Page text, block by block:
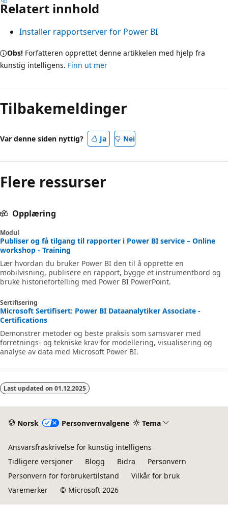
Relatert innhold
Installer rapportserver for Power BI
Obs! Forfatteren opprettet denne artikkelen med hjelp fra
kunstig intelligens. Finn ut mer
Tilbakemeldinger
Var denne siden nyttig? Ja Nei
Flere ressurser
Opplæring
Modul
Publiser og få tilgang til rapporter i Power BI service – Online
workshop - Training
Lær hvordan du bruker Power BI den til å opprette en
mobilvisning, publisere en rapport, bygge et instrumentbord og
bruke historiefortelling med Power BI PowerPoint.
Sertifisering
Microsoft Sertifisert: Power BI Dataanalytiker Associate -
Certifications
Demonstrer metoder og beste praksis som samsvarer med
forretnings- og tekniske krav for modellering, visualisering og
analyse av data med Microsoft Power BI.
Last updated on 01.12.2025
Norsk Personvernvalgene Tema
Ansvarsfraskrivelse for kunstig intelligens
Tidligere versjoner
Blogg Bidra
Personvern
Personvern for forbrukertilstand
Vilkår for bruk
Varemerker
© Microsoft 2026